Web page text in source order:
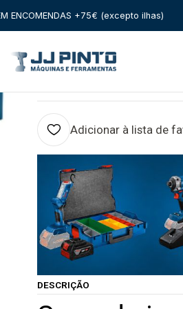
ENCOMENDAS +75€ (excepto ilhas)
SERRAS CIRCULARES Serra de
Serra de imersão
BOSCH
Adicionar à lista de
DESCRIÇÃO